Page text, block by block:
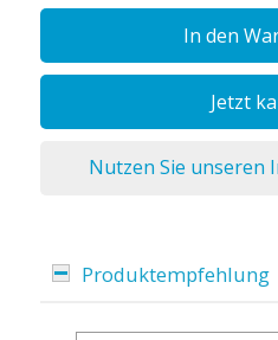
In den
Jetzt
Nutzen Sie unseren
Produktempfehlung